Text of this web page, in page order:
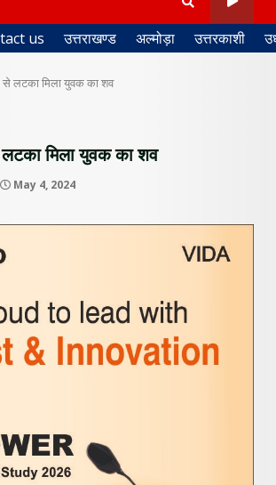
us उत्तराखण्ड अल्मोड़ा उत्तरकाशी
से लटका मिला युवक का शव
मिला युवक का शव
May 4, 2024